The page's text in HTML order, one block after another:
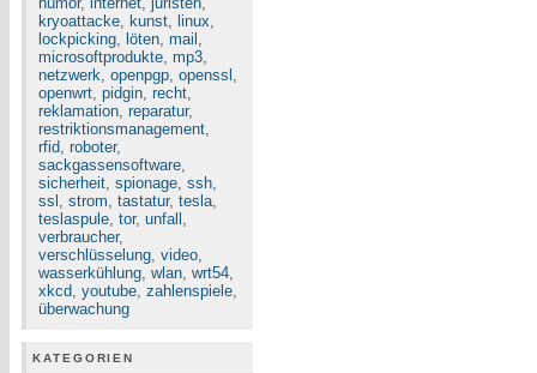
kryoattacke, kunst, linux,
lockpicking, löten, mail ,
microsoftprodukte, mp3,
netzwerk, openpgp, openssl ,
openwrt, pidgin, recht,
reklamation, reparatur,
restriktionsmanagement,
rfid, roboter,
sackgassensoftware,
sicherheit, spionage, ssh,
ssl , strom, tastatur, tesla,
teslaspule, tor, unfall ,
verbraucher,
verschlüsselung, video,
wasserkühlung, wlan, wrt54,
xkcd, youtube, zahlenspiele,
überwachung
KATEGORIEN